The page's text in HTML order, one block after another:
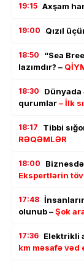
19:15 Axşam
19:00 Qızıl
18:50
“Sea
lazımdır? –
18:30
Dünyada
qurumlar– İlk
18:17
Tibbi
RƏQƏMLƏR
18:00
Ekspertlərin
17:48
olunub –Şok
17:36 Elektrikli
km məsafə vəd